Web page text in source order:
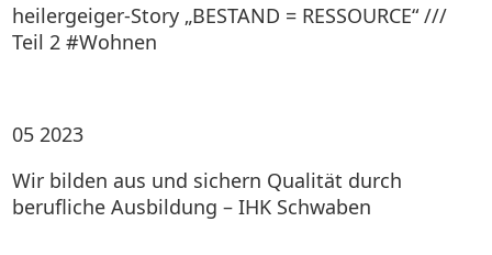
heilergeiger-Story „BESTAND = RESSOURCE“ ///
Teil 2 #Wohnen
05 2023
Wir bilden aus und sichern Qualität durch
berufliche Ausbildung – IHK Schwaben